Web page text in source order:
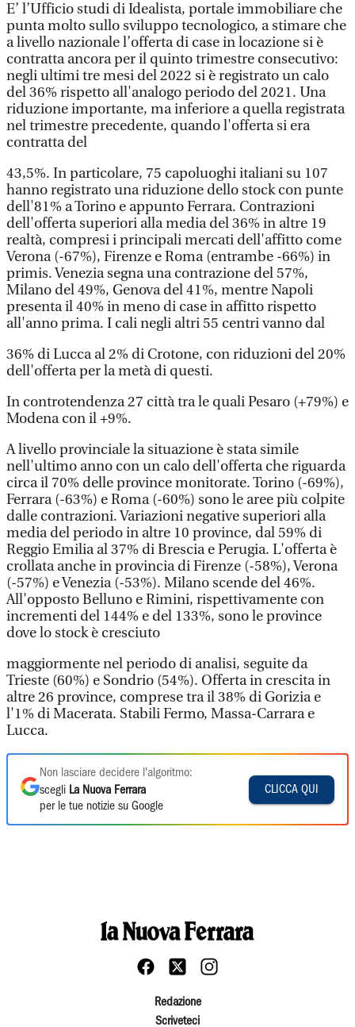
E’ l’Ufficio studi di Idealista, portale immobiliare che
punta molto sullo sviluppo tecnologico, a stimare che
a livello nazionale l’offerta di case in locazione si è
contratta ancora per il quinto trimestre consecutivo:
negli ultimi tre mesi del 2022 si è registrato un calo
del 36% rispetto all'analogo periodo del 2021. Una
riduzione importante, ma inferiore a quella registrata
nel trimestre precedente, quando l'offerta si era
contratta del
43,5%. In particolare, 75 capoluoghi italiani su 107
hanno registrato una riduzione dello stock con punte
dell'81% a Torino e appunto Ferrara. Contrazioni
dell'offerta superiori alla media del 36% in altre 19
realtà, compresi i principali mercati dell'affitto come
Verona (-67%), Firenze e Roma (entrambe -66%) in
primis. Venezia segna una contrazione del 57%,
Milano del 49%, Genova del 41%, mentre Napoli
presenta il 40% in meno di case in affitto rispetto
all'anno prima. I cali negli altri 55 centri vanno dal
36% di Lucca al 2% di Crotone, con riduzioni del 20%
dell'offerta per la metà di questi.
In controtendenza 27 città tra le quali Pesaro (+79%) e
Modena con il +9%.
A livello provinciale la situazione è stata simile
nell'ultimo anno con un calo dell'offerta che riguarda
circa il 70% delle province monitorate. Torino (-69%),
Ferrara (-63%) e Roma (-60%) sono le aree più colpite
dalle contrazioni. Variazioni negative superiori alla
media del periodo in altre 10 province, dal 59% di
Reggio Emilia al 37% di Brescia e Perugia. L'offerta è
crollata anche in provincia di Firenze (-58%), Verona
(-57%) e Venezia (-53%). Milano scende del 46%.
All'opposto Belluno e Rimini, rispettivamente con
incrementi del 144% e del 133%, sono le province
dove lo stock è cresciuto
maggiormente nel periodo di analisi, seguite da
Trieste (60%) e Sondrio (54%). Offerta in crescita in
altre 26 province, comprese tra il 38% di Gorizia e
l'1% di Macerata. Stabili Fermo, Massa-Carrara e
Lucca.
Non lasciare decidere l'algoritmo:
scegli La Nuova Ferrara
per le tue notizie su Google
CLICCA QUI
Redazione
Scriveteci